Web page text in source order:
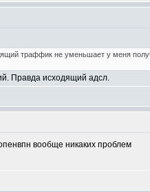
траффик не уменьшает у меня
Правда исходящий адсл.
вообще никаких проблем